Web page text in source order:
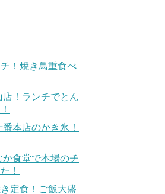
！焼き鳥重食べ
！ランチでとん
本店のかき氷！
食堂で本場のチ
！
定食！ご飯大盛